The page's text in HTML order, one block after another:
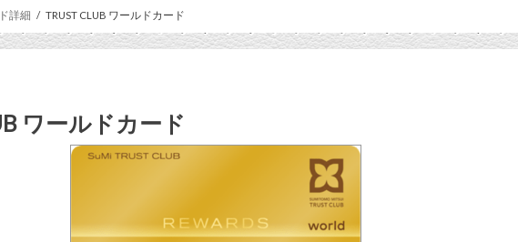
詳細 TRUST CLUB ワールドカード
ワールドカード